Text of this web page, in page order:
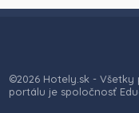
©2026 Hotely.sk -
portálu je spoločnosť